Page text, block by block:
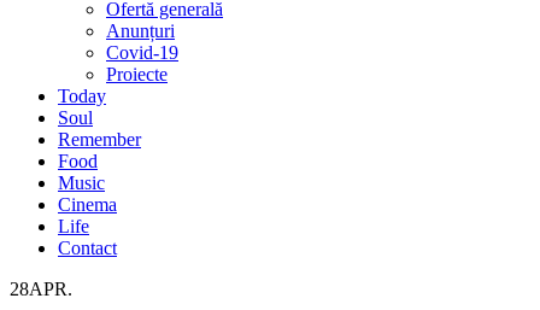
Ofertă generală
Anunțuri
Covid-19
Proiecte
Today
Soul
Remember
Food
Music
Cinema
Life
Contact
28APR.